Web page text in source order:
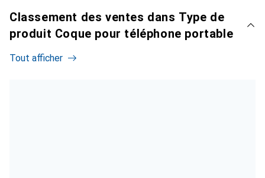
Classement des ventes dans Type de
produit Coque pour téléphone portable
Tout afficher